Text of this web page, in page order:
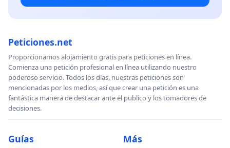
Peticiones.net
Proporcionamos alojamiento gratis para peticiones en línea.
Comienza una petición profesional en línea utilizando nuestro
poderoso servicio. Todos los días, nuestras peticiones son
mencionadas por los medios, así que crear una petición es una
fantástica manera de destacar ante el publico y los tomadores de
decisiones.
Guías Más